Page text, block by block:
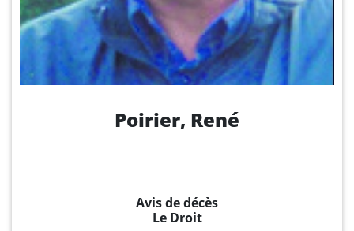
Poirier, René
Avis de décès
Le Droit